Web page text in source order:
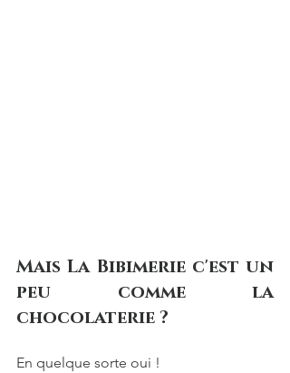
Mais La Bibimerie c'est un
peu comme la
chocolaterie ?
En quelque sorte oui !